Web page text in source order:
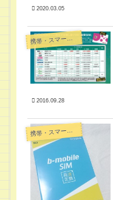
2020.03.05
携帯・スマートフォン・タブレットPC
2016.09.28
携帯・スマートフォン・タブレットPC